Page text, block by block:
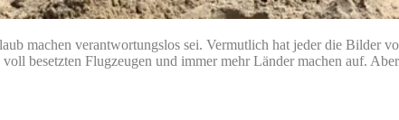
machen verantwortungslos sei. Vermutlich hat jeder die Bilder
besetzten Flugzeugen und immer mehr Länder machen auf.